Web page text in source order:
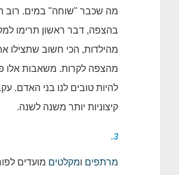
מה שכבר "שוחה" במים. רוב
בהצפה, דבר ראשון תרימו
מהילדות, הכי חשוב
מהצפה לקרות. משאבות אלו
להיות טובים לנו בני האדם.
קיצוניות יותר משנה לשנה.
3.
מרתפים ומקלטים מועדים